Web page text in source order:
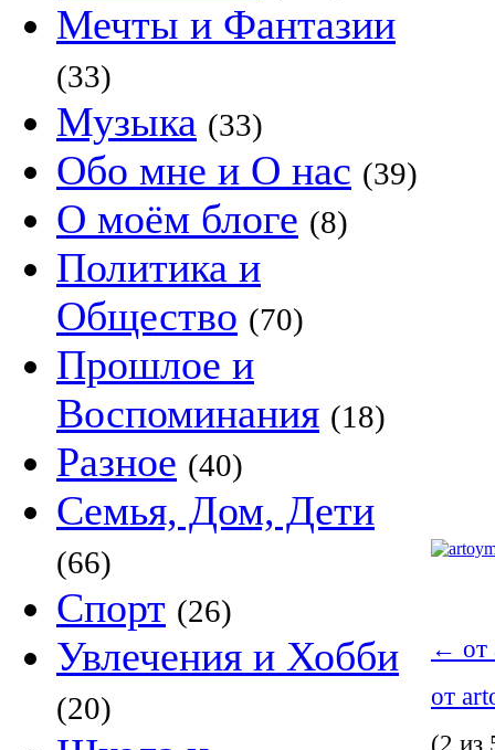
Мечты и Фантазии
(33)
Музыка (33)
Обо мне и О нас (39)
О моём блоге (8)
Политика и
Общество (70)
Прошлое и
Воспоминания (18)
Разное (40)
Семья, Дом, Дети
(66)
Спорт (26)
Увлечения и Хобби
(20)
← от
от
(2 из